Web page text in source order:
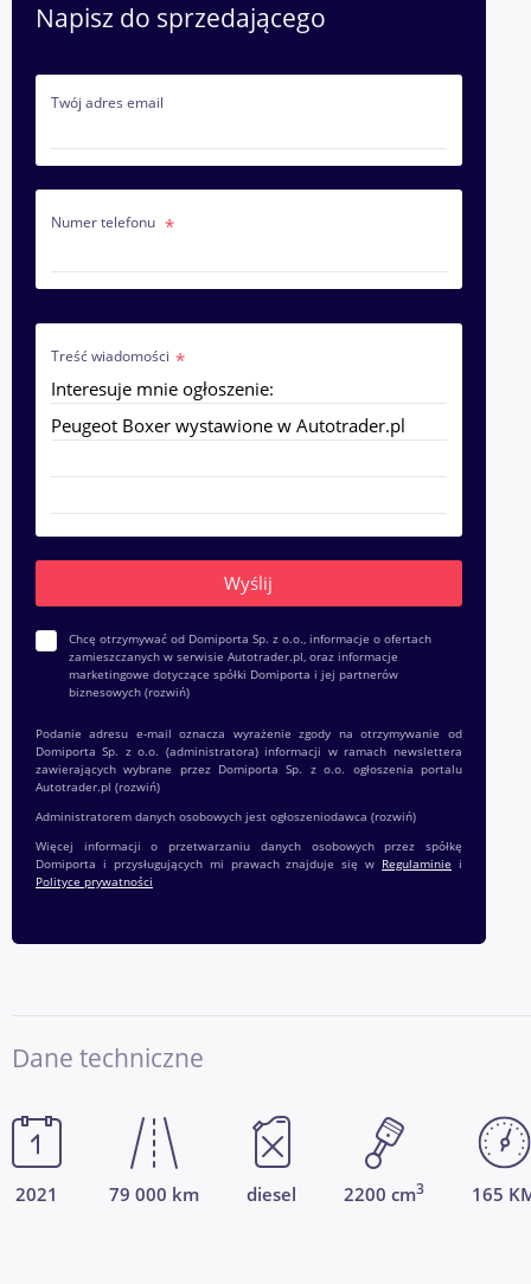
Napisz do sprzedającego
Twój adres email
Numer telefonu
Treść wiadomości
Chcę otrzymywać od Domiporta Sp. z o.o., informacje o ofertach
zamieszczanych w serwisie Autotrader.pl, oraz informacje
marketingowe dotyczące spółki Domiporta i jej partnerów
biznesowych (rozwiń)
Podanie adresu e-mail oznacza wyrażenie zgody na otrzymywanie od
Domiporta Sp. z o.o. (administratora) informacji w ramach newslettera
zawierających wybrane przez Domiporta Sp. z o.o. ogłoszenia portalu
Autotrader.pl (rozwiń)
Administratorem danych osobowych jest ogłoszeniodawca (rozwiń)
Więcej informacji o przetwarzaniu danych osobowych przez spółkę
Domiporta i przysługujących mi prawach znajduje się w Regulaminie i
Polityce prywatności
Dane techniczne
2021 79 000 km diesel 2200 cm3 165